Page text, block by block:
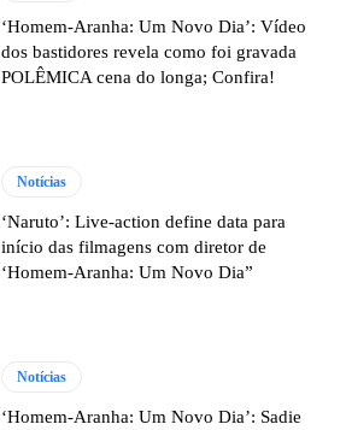
‘Homem-Aranha: Um Novo Dia’: Vídeo
dos bastidores revela como foi gravada
POLÊMICA cena do longa; Confira!
Notícias
‘Naruto’: Live-action define data para
início das filmagens com diretor de
‘Homem-Aranha: Um Novo Dia”
Notícias
‘Homem-Aranha: Um Novo Dia’: Sadie